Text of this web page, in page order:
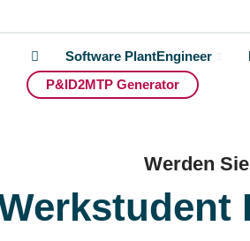
Software PlantEngineer
P&ID2MTP Generator
Werden